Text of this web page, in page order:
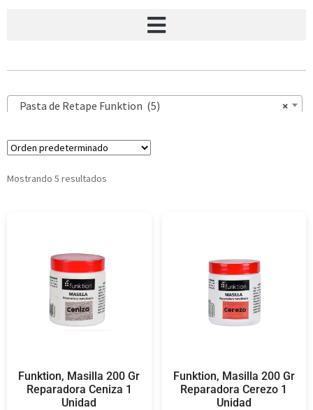
×
Pasta de Retape Funktion (5)
Mostrando 5 resultados
Funktion, Masilla 200 Gr
Reparadora Ceniza 1
Unidad
Funktion, Masilla 200 Gr
Reparadora Cerezo 1
Unidad